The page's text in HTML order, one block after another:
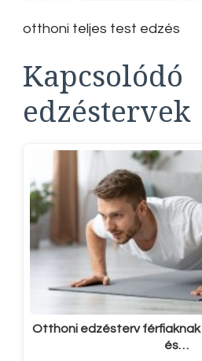
otthoni teljes test edzés
Kapcsolódó
edzéstervek
Otthoni edzésterv férfiaknak
és…